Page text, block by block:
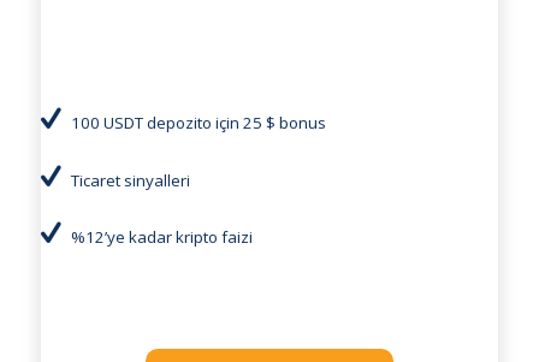
100 USDT depozito için 25 $ bonus
Ticaret sinyalleri
%12’ye kadar kripto faizi